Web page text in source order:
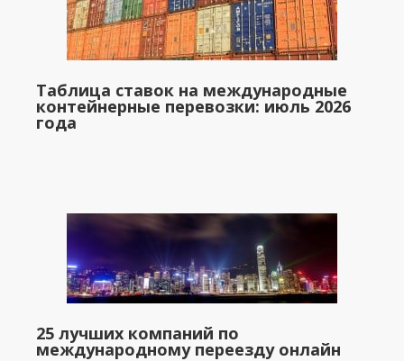
Таблица ставок на международные
контейнерные перевозки: июль 2026
года
25 лучших компаний по
международному переезду онлайн